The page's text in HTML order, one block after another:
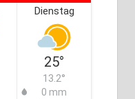
Dienstag
25°
13.2°
0 mm